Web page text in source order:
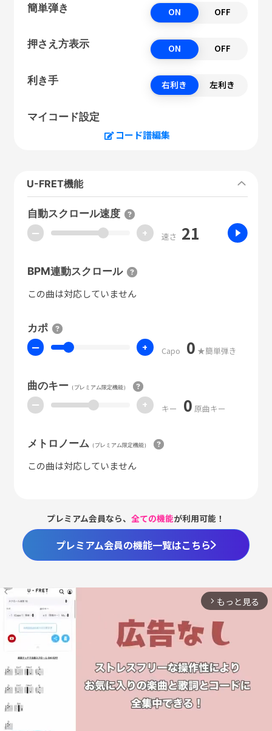
簡単弾き ON OFF
押さえ方表示 ON OFF
利き手 右利き 左利き
マイコード設定
コード譜編集
U-FRET機能
自動スクロール速度
ー + 速さ 21
BPM連動スクロール
この曲は対応していません
カポ
ー + Capo 0 ★簡単弾き
曲のキー（プレミアム限定機能）
ー + キー 0 原曲キー
メトロノーム （プレミアム限定機能）
この曲は対応していません
プレミアム会員なら、全ての機能が利用可能！
プレミアム会員の機能一覧はこちら
arrow_forward_ios もっと見る